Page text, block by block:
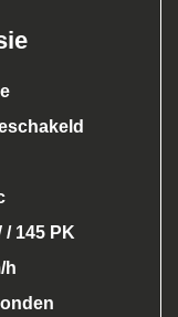
/ 145 PK
h